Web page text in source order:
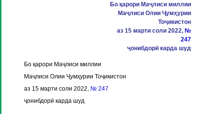
Бо қарори Маҷлиси миллии
Маҷлиси Олии Ҷумҳурии
Тоҷикистон
аз 15 марти соли 2022, №
247
ҷонибдорӣ карда шуд
Бо қарори Маҷлиси миллии
Маҷлиси Олии Ҷумҳурии Тоҷикистон
аз 15 марти соли 2022, № 247
ҷонибдорӣ карда шуд